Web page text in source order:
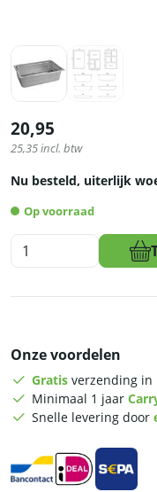
20,95
25,35incl. btw
Nu besteld, uiterlijk
Op voorraad
HCB
Gastronorm
150
mm
geperforeerd
aantal
Onze voordelen
Gratis verzending in
Minimaal 1 jaar
Snelle levering door